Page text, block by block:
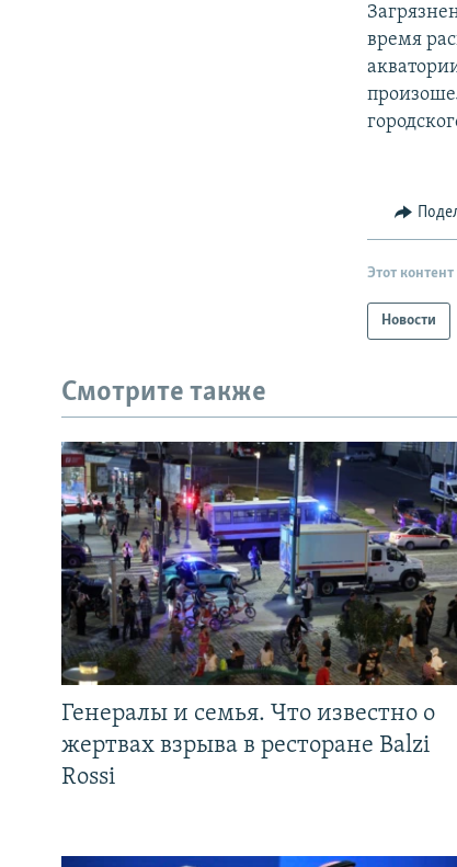
время
Этот
Новости
Смотрите также
Генералы и семья. Что известно о
жертвах взрыва в ресторане Balzi
Rossi